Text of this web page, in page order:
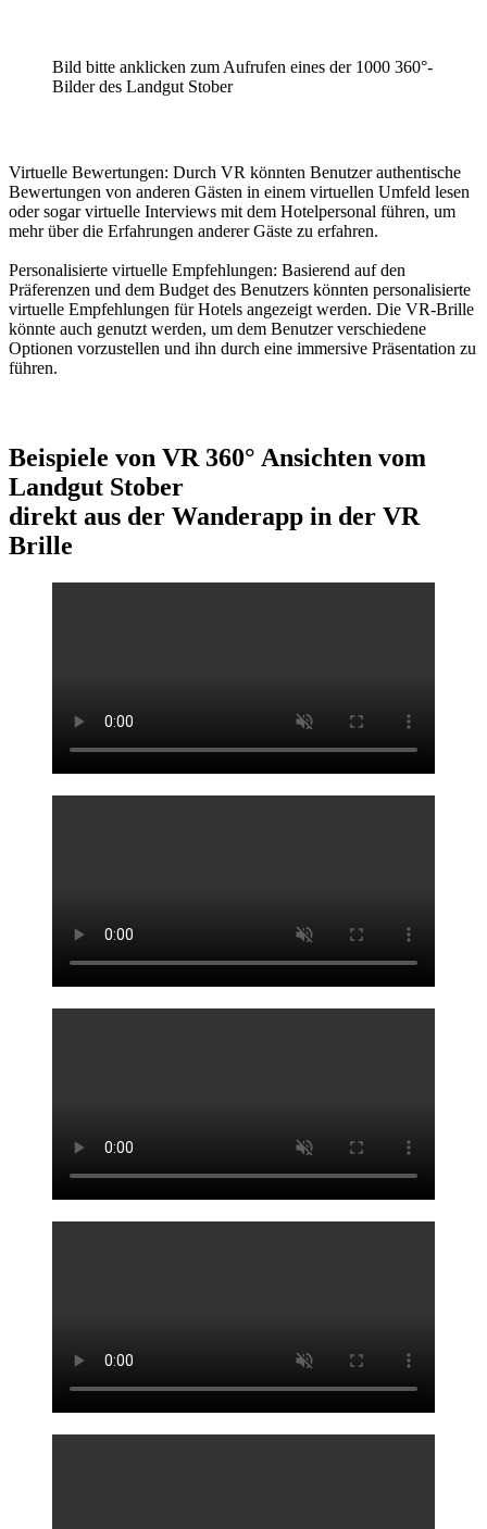
Bild bitte anklicken zum Aufrufen eines der 1000 360°-
Bilder des Landgut Stober
Virtuelle Bewertungen: Durch VR könnten Benutzer authentische
Bewertungen von anderen Gästen in einem virtuellen Umfeld lesen
oder sogar virtuelle Interviews mit dem Hotelpersonal führen, um
mehr über die Erfahrungen anderer Gäste zu erfahren.
Personalisierte virtuelle Empfehlungen: Basierend auf den
Präferenzen und dem Budget des Benutzers könnten personalisierte
virtuelle Empfehlungen für Hotels angezeigt werden. Die VR-Brille
könnte auch genutzt werden, um dem Benutzer verschiedene
Optionen vorzustellen und ihn durch eine immersive Präsentation zu
führen.
Beispiele von VR 360° Ansichten vom
Landgut Stober
direkt aus der Wanderapp in der VR
Brille